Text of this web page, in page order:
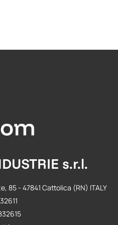
s.r.l.
85 - 47841 Cattolica (RN) ITALY